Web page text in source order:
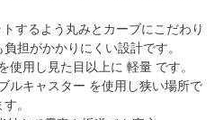
するよう丸みとカーブにこだわり
担がかかりにくい設計です。
使用し見た目以上に 軽量 です。
ルキャスター を使用し狭い場所で
。